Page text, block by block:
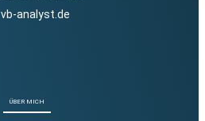
vb-analyst.de
ÜBER MICH